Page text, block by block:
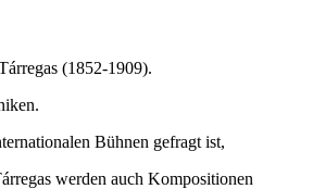
(1852-1909).
Bühnen gefragt ist,
werden auch Kompositionen